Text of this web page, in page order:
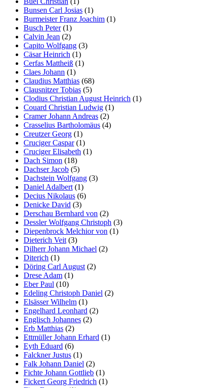
Bunsen Carl Josias (1)
Burmeister Franz Joachim (1)
Busch Peter(1)
Calvin Jean (2)
Capito Wolfgang (3)
Cäsar Heinrich (1)
Cerfas Mattheiß (1)
Claes Johann (1)
Claudius Matthias (68)
Clausnitzer Tobias (5)
Clodius Christian August Heinrich (1)
Couard Christian Ludwig (1)
Cramer Johann Andreas (2)
Crasselius Bartholomäus (4)
Creutzer Georg (1)
Cruciger Caspar(1)
Cruciger Elisabeth (1)
Dach Simon (18)
Dachser Jacob (5)
Dachstein Wolfgang (3)
Daniel Adalbert (1)
Decius Nikolaus (6)
Denicke David (3)
Derschau Bernhard von (2)
Dessler Wolfgang Christoph (3)
Diepenbrock Melchior von (1)
Dieterich Veit (3)
Dilherr Johann Michael (2)
Diterich (1)
Döring Carl August (2)
Drese Adam (1)
Eber Paul (10)
Edeling Christoph Daniel (2)
Elsässer Wilhelm (1)
Engelhard Leonhard (2)
Englisch Johannes (2)
Erb Matthias (2)
Ettmüller Johann Erhard (1)
Eyth Eduard (6)
Falckner Justus (1)
Falk Johann Daniel (2)
Fichte Johann Gottlieb (1)
Fickert Georg Friedrich (1)